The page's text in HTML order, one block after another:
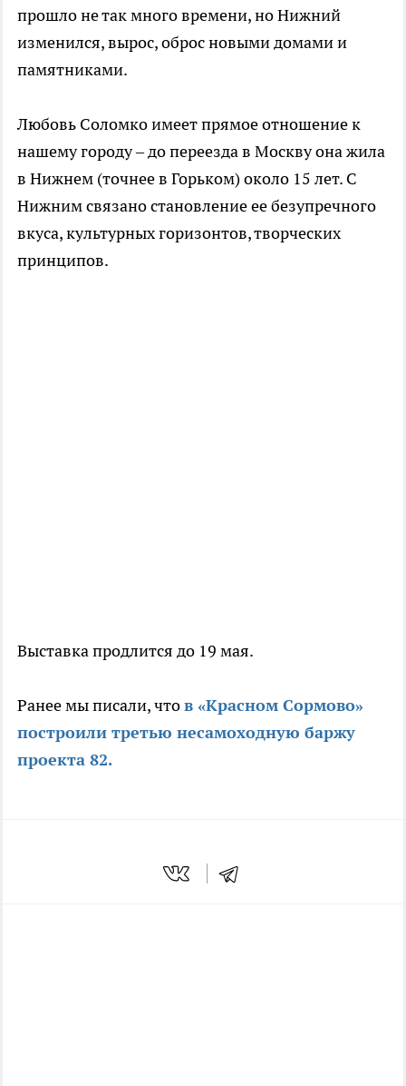
прошло не так много времени, но Нижний
изменился, вырос, оброс новыми домами и
памятниками.
Любовь Соломко имеет прямое отношение к
нашему городу – до переезда в Москву она жила
в Нижнем (точнее в Горьком) около 15 лет. С
Нижним связано становление ее безупречного
вкуса, культурных горизонтов, творческих
принципов.
Выставка продлится до 19 мая.
Ранее мы писали, чтов «Красном Сормово»
построили третью несамоходную баржу
проекта 82.